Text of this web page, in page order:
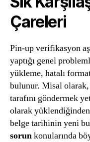
Çareleri
Pin-up verifikasyon
yaptığı genel
yükleme, hatalı
bulunur. Misal
tarafını göndermek
olarak
belge tarihinin yeni
sorunkonularında